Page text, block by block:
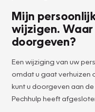
Mijn
wijzigen.
doorgeven?
Een wijziging van uw
omdat u gaat verhuizen
kunt u doorgeven aan
Pechhulp heeft